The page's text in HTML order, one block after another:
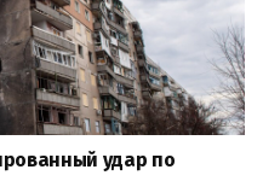
удар по